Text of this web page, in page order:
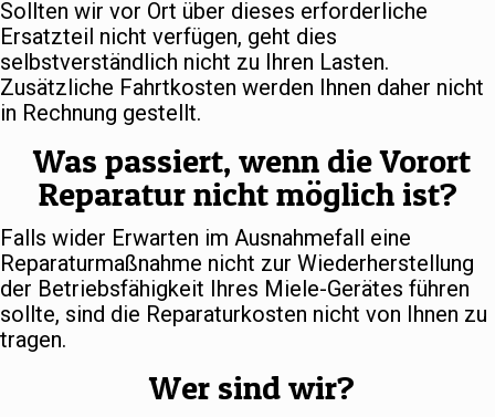
Sollten wir vor Ort über dieses erforderliche
Ersatzteil nicht verfügen, geht dies
selbstverständlich nicht zu Ihren Lasten.
Zusätzliche Fahrtkosten werden Ihnen daher nicht
in Rechnung gestellt.
Was passiert, wenn die Vorort
Reparatur nicht möglich ist?
Falls wider Erwarten im Ausnahmefall eine
Reparaturmaßnahme nicht zur Wiederherstellung
der Betriebsfähigkeit Ihres Miele-Gerätes führen
sollte, sind die Reparaturkosten nicht von Ihnen zu
tragen.
Wer sind wir?